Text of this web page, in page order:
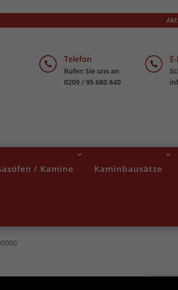
 Telefon
Rufen Sie uns an
0209 / 95 680 840

/ Kamine Kaminbausätze